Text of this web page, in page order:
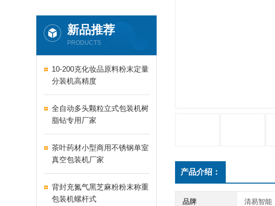
新品推荐
PRODUCTS
10-200克化妆品原料粉末定量
分装机高精度
全自动多头颗粒立式包装机树
脂钻专用厂家
茶叶药材小型商用不锈钢单室
真空包装机厂家
背封充氮气黑芝麻粉粉末称重
包装机螺杆式
产品介绍：
品牌 清易智能